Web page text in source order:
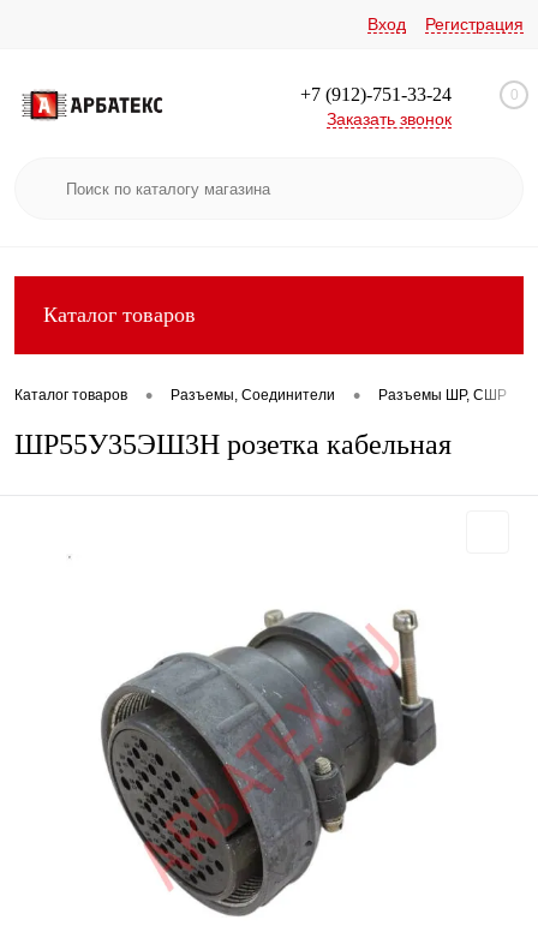
Вход Регистрация
+7 (912)-751-33-24
Заказать звонок
0
Каталог товаров
Каталог товаров • Разъемы, Соединители • Разъемы ШР, СШР
ШР55У35ЭШ3Н розетка кабельная